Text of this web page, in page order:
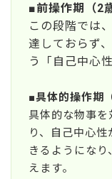
■前操作期（2
この段階では
達しておらず
う「自己中心
■具体的操作期
具体的な物事
り、自己中心
きるようにな
えます。